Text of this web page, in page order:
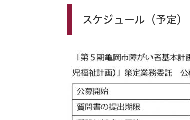
スケジュール（予定）